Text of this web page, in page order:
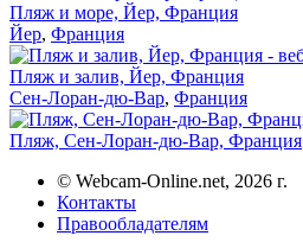
Пляж и море, Йер, Франция
Йер, Франция
Пляж и залив, Йер, Франция
Сен-Лоран-дю-Вар, Франция
Пляж, Сен-Лоран-дю-Вар, Франция
© Webcam-Online.net, 2026 г.
Контакты
Правообладателям